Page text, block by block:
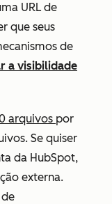
URL de
que seus
de
a visibilidade
arquivos por
Se quiser
da HubSpot,
externa.